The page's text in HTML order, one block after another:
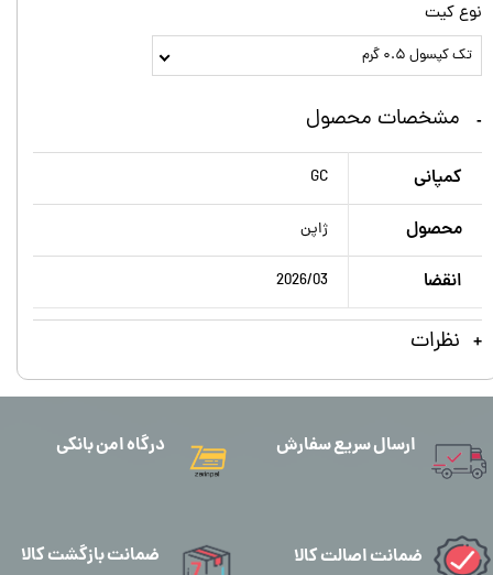
نوع كيت
تک کپسول ۰.۵ گرم
مشخصات محصول
کمپانی GC
محصول ژاپن
انقضا 2026/03
نظرات
ارسال سریع سفارش درگاه امن بانکی
ضمانت اصالت کالا ضمانت بازگشت کالا